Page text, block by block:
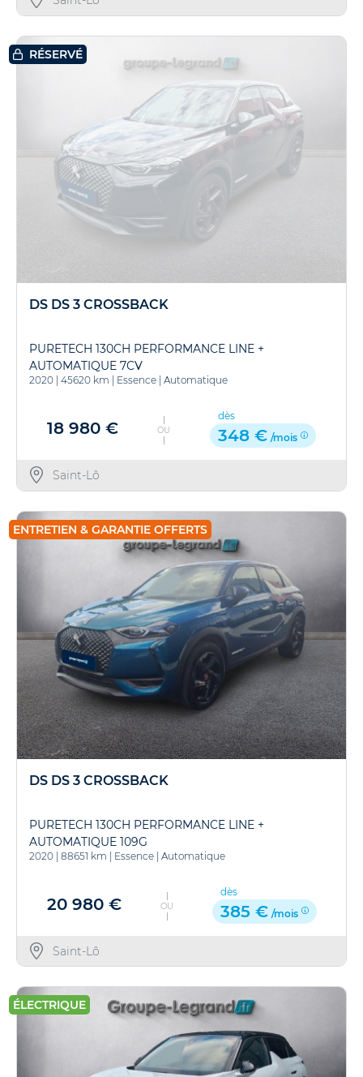
RÉSERVÉ
DS DS 3 CROSSBACK
PURETECH 130CH PERFORMANCE LINE +
AUTOMATIQUE 7CV
2020 45620 km Essence Automatique
18 980 € OU
dès
348 € /mois
Saint-Lô
ENTRETIEN & GARANTIE OFFERTS
DS DS 3 CROSSBACK
PURETECH 130CH PERFORMANCE LINE +
AUTOMATIQUE 109G
2020 | 88651 km | Essence | Automatique
20 980 € OU
dès
385 € /mois
Saint-Lô
ÉLECTRIQUE